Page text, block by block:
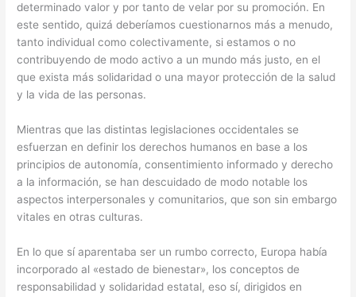
determinado valor y por tanto de velar por su promoción. En
este sentido, quizá deberíamos cuestionarnos más a menudo,
tanto individual como colectivamente, si estamos o no
contribuyendo de modo activo a un mundo más justo, en el
que exista más solidaridad o una mayor protección de la salud
y la vida de las personas.
Mientras que las distintas legislaciones occidentales se
esfuerzan en definir los derechos humanos en base a los
principios de autonomía, consentimiento informado y derecho
a la información, se han descuidado de modo notable los
aspectos interpersonales y comunitarios, que son sin embargo
vitales en otras culturas.
En lo que sí aparentaba ser un rumbo correcto, Europa había
incorporado al «estado de bienestar», los conceptos de
responsabilidad y solidaridad estatal, eso sí, dirigidos en